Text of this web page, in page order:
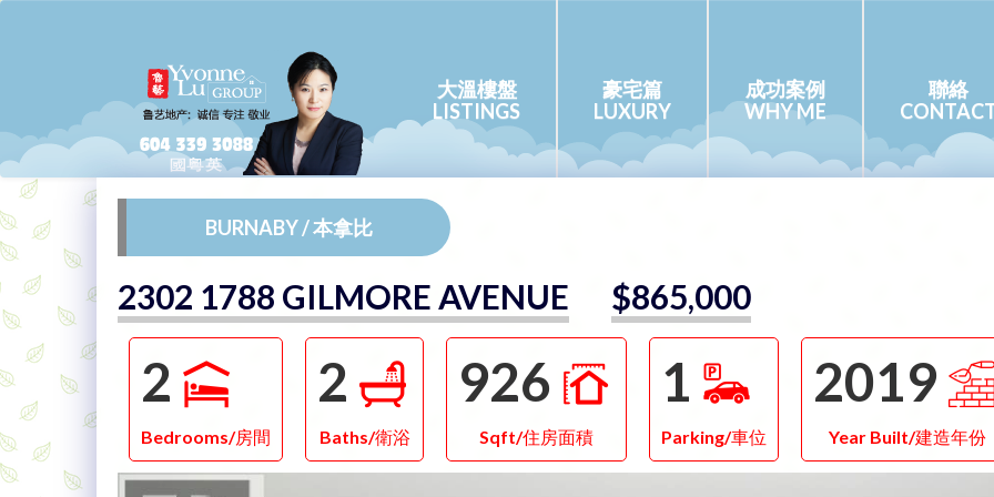
大溫樓盤
LISTINGS
豪宅篇
LUXURY
成功案例
WHY ME
聯絡
BURNABY / 本拿比
2302 1788 GILMORE AVENUE $865,000
2
Bedrooms/房間
2
Baths/衛浴
926
Sqft/住房面積
1
Parking/車位
2019
Year Built/建造年份